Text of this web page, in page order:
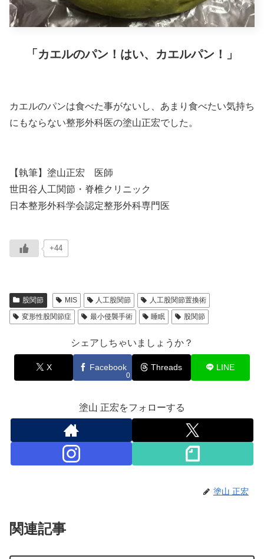
「カエルのパン！はい、カエルパン！」
カエルのパンは食べた事がないし、あまり食べたい気持ち
にもならない整形外科医の塗山正宏でした。
【執筆】塗山正宏 医師
世田谷人工関節・脊椎クリニック
日本整形外科学会認定整形外科専門医
+44
股関節 MIS 人工股関節
人工股関節置換術
変形性股関節症
最小侵襲手術 睡眠 股関節
シェアしちゃいましょうか？
X Facebook
0
Threads LINE
塗山 正宏をフォローする
塗山 正宏
関連記事